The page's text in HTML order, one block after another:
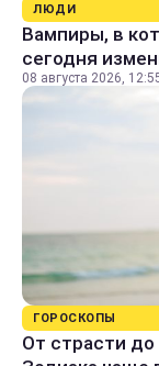
ЛЮДИ
Вампиры, в
сегодня
08 августа 2026,
ГОРОСКОПЫ
От страсти до